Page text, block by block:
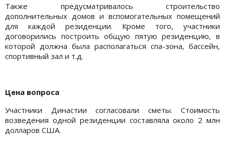
Также предусматривалось строительство
дополнительных домов и вспомогательных помещений
для каждой резиденции. Кроме того, участники
договорились построить общую пятую резиденцию, в
которой должна была располагаться спа-зона, бассейн,
спортивный зал и т.д.
Цена вопроса
Участники Династии согласовали сметы. Стоимость
возведения одной резиденции составляла около 2 млн
долларов США.